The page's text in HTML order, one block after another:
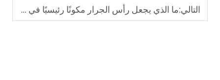
التالي:ما الذي يجعل رأس الجرار مكونًا رئيسيًا في النقل الثقيل؟